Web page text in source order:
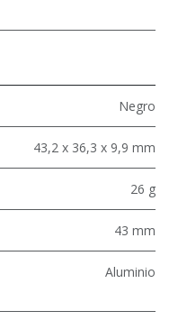
Negro
43,2 x 36,3 x 9,9 mm
26 g
43 mm
Aluminio